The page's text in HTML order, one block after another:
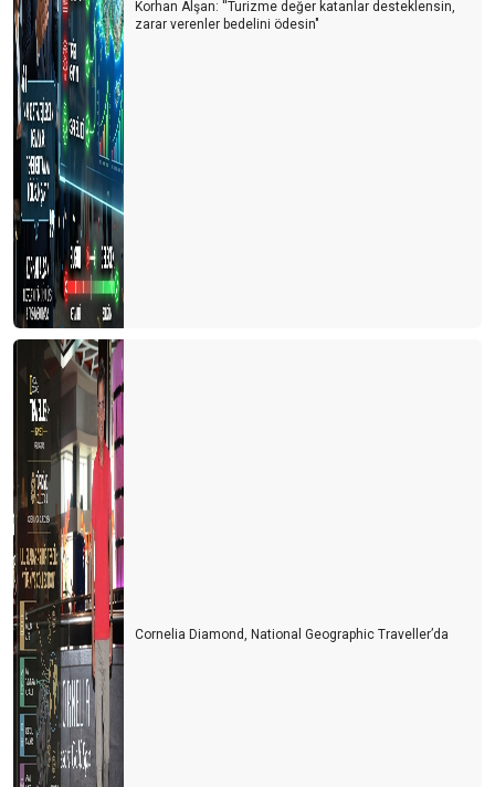
Korhan Alşan: ''Turizme değer katanlar desteklensin,
zarar verenler bedelini ödesin"
Cornelia Diamond, National Geographic Traveller’da